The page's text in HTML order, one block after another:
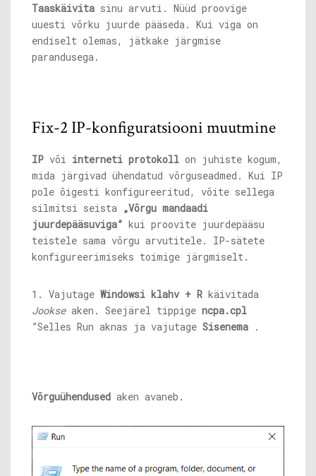
Taaskäivita sinu arvuti. Nüüd proovige
uuesti võrku juurde pääseda. Kui viga on
endiselt olemas, jätkake järgmise
parandusega.
Fix-2 IP-konfiguratsiooni muutmine
IP või interneti protokoll on juhiste kogum,
mida järgivad ühendatud võrguseadmed. Kui IP
pole õigesti konfigureeritud, võite sellega
silmitsi seista „Võrgu mandaadi
juurdepääsuviga” kui proovite juurdepääsu
teistele sama võrgu arvutitele. IP-sätete
konfigureerimiseks toimige järgmiselt.
1. Vajutage Windowsi klahv + R käivitada
Jookseaken. Seejärel tippige ncpa.cpl
”Selles Run aknas ja vajutage Sisenema .
Võrguühendused aken avaneb.